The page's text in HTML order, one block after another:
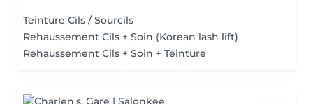
Teinture Cils / Sourcils
Rehaussement Cils + Soin (Korean lash lift)
Rehaussement Cils + Soin + Teinture